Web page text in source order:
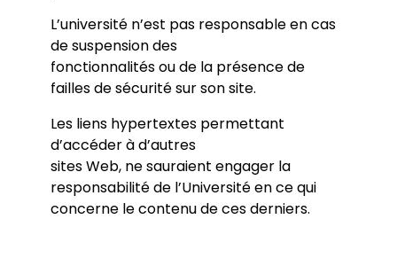
L’université n’est pas responsable en cas
de suspension des
fonctionnalités ou de la présence de
failles de sécurité sur son site.
Les liens hypertextes permettant
d’accéder à d’autres
sites Web, ne sauraient engager la
responsabilité de l’Université en ce qui
concerne le contenu de ces derniers.